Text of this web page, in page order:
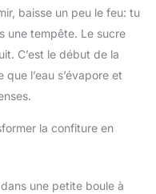
baisse un peu le feu: tu
une tempête. Le sucre
C’est le début de la
l’eau s’évapore et
la confiture en
une petite boule à